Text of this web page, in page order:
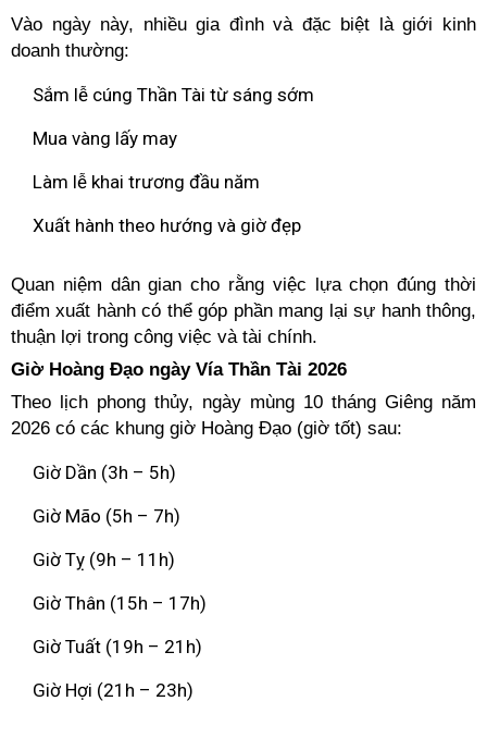
Vào ngày này, nhiều gia đình và đặc biệt là giới kinh
doanh thường:
Sắm lễ cúng Thần Tài từ sáng sớm
Mua vàng lấy may
Làm lễ khai trương đầu năm
Xuất hành theo hướng và giờ đẹp
Quan niệm dân gian cho rằng việc lựa chọn đúng thời
điểm xuất hành có thể góp phần mang lại sự hanh thông,
thuận lợi trong công việc và tài chính.
Giờ Hoàng Đạo ngày Vía Thần Tài 2026
Theo lịch phong thủy, ngày mùng 10 tháng Giêng năm
2026 có các khung giờ Hoàng Đạo (giờ tốt) sau:
Giờ Dần (3h – 5h)
Giờ Mão (5h – 7h)
Giờ Tỵ (9h – 11h)
Giờ Thân (15h – 17h)
Giờ Tuất (19h – 21h)
Giờ Hợi (21h – 23h)